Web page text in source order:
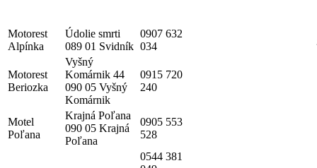
Motorest
Alpínka
Údolie smrti
089 01 Svidník
0907 632
034
Motorest
Beriozka
Vyšný
Komárnik 44
090 05 Vyšný
Komárnik
0915 720
240
Motel
Poľana
Krajná Poľana
090 05 Krajná
Poľana
0905 553
528
0544 381